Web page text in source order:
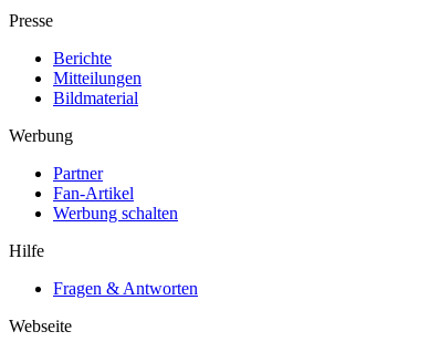
Presse
Berichte
Mitteilungen
Bildmaterial
Werbung
Partner
Fan-Artikel
Werbung schalten
Hilfe
Fragen & Antworten
Webseite